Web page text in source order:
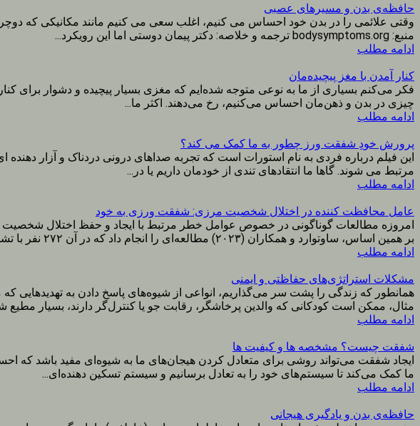
حافظه‌ی بدن و مسیرهای عصبی
وقتی علائمی را در بدن خود احساس می کنیم، اغلب سعی می کنیم مانند مکانیکی که
منبع: bodysymptoms.org ترجمه و خلاصه: دکتر پیمان دوستی اما این رویکرد...
ادامه مطلب
کنار آمدن با مغز پیچیده‌مان
فکر می‌کنم بسیاری از ما به نوعی متوجه شده‌ایم که مغزی بسیار پیچیده و دشوار برای
چیزی در بدن و ذهن‌مان احساس می‌کنیم، رخ می‌دهند. اکثر ما...
ادامه مطلب
پرورش خودِ شفقت ورز چطور به ما کمک می کند؟
این فیلم درباره فردی به نام استورات است که تجربه صداهای درونی دردناک و آزار
مرتبط می شوند. گاها ما انتقادهای تندی از خودمان داریم یا در...
ادامه مطلب
عامل محافظت کننده در اختلال شخصیت مرزی: شفقت ورزی به خود
بر همین اساس، ساوتوارد و همکاران (۲۰۲۳) مطالعه‌ای را انجام داد که در آن ۲۷۲ نفر با تشخیص...
ادامه مطلب
مشکلات استراتژی‌های حفاظتی و ایمنی
همانطور که زندگی را پشت سر می‌گذاریم، انواعی از شیوه‌های پاسخ دادن به تهدیدهایی
مثال، ممکن است کودکانی که والدین پرخاشگر، رقابت جو یا کنترل‌گر دارند، بسیار مطیع
ادامه مطلب
شفقت چیست؟ مشخصه ها و کیفیت ها
ایجاد شفقت می‌تواند روشی برای متعادل کردن هیجان‌های ما به شیوه‌ای مفید باشد که
ما کمک می‌کند تا سیستم‌های خود را به تعادل برسانیم و سیستم تسکین دهنده‌ای...
ادامه مطلب
حافظه‌ی بدن و یادگیری هیجانی